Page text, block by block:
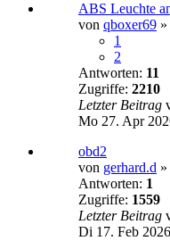
ABS Leuchte
von qboxer69 »
1
2
Antworten: 11
Zugriffe: 2210
Letzter Beitrag
Mo 27. Apr
obd2
von gerhard.d »
Antworten: 1
Zugriffe: 1559
Letzter Beitrag
Di 17. Feb